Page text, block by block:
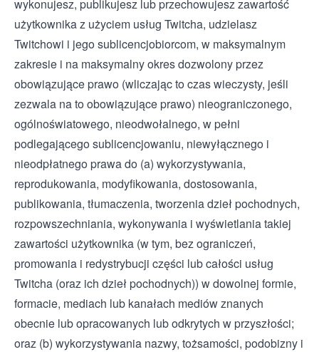
wykonujesz, publikujesz lub przechowujesz zawartość
użytkownika z użyciem usług Twitcha, udzielasz
Twitchowi i jego sublicencjobiorcom, w maksymalnym
zakresie i na maksymalny okres dozwolony przez
obowiązujące prawo (wliczając to czas wieczysty, jeśli
zezwala na to obowiązujące prawo) nieograniczonego,
ogólnoświatowego, nieodwołalnego, w pełni
podlegającego sublicencjowaniu, niewyłącznego i
nieodpłatnego prawa do (a) wykorzystywania,
reprodukowania, modyfikowania, dostosowania,
publikowania, tłumaczenia, tworzenia dzieł pochodnych,
rozpowszechniania, wykonywania i wyświetlania takiej
zawartości użytkownika (w tym, bez ograniczeń,
promowania i redystrybucji części lub całości usług
Twitcha (oraz ich dzieł pochodnych)) w dowolnej formie,
formacie, mediach lub kanałach mediów znanych
obecnie lub opracowanych lub odkrytych w przyszłości;
oraz (b) wykorzystywania nazwy, tożsamości, podobizny i